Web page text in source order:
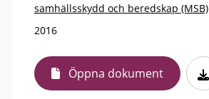
samhällsskydd och beredskap (MSB)
2016
Öppna dokument